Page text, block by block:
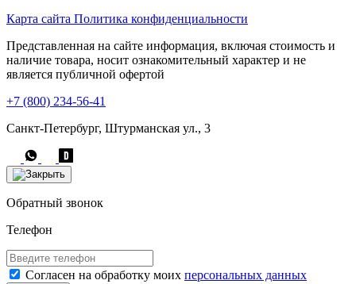
Карта сайта Политика конфиденциальности
Представленная на сайте информация, включая стоимость и
наличие товара, носит ознакомительный характер и не
является публичной офертой
+7 (800) 234-56-41
Санкт-Петербург, Штурманская ул., 3
Обратный звонок
Телефон
Согласен на обработку моих персональных данных